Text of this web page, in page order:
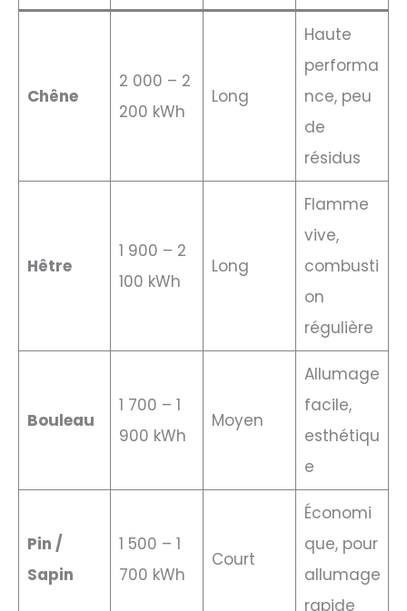
Chêne
2 000 – 2
200 kWh
Long
Haute
performa
nce, peu
de
résidus
Hêtre
1 900 – 2
100 kWh
Long
Flamme
vive,
combusti
on
régulière
Bouleau
1 700 – 1
900 kWh
Moyen
Allumage
facile,
esthétiqu
e
Pin /
Sapin
1 500 – 1
700 kWh
Court
Économi
que, pour
allumage
rapide